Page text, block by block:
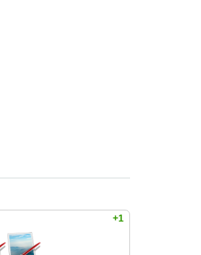
+1